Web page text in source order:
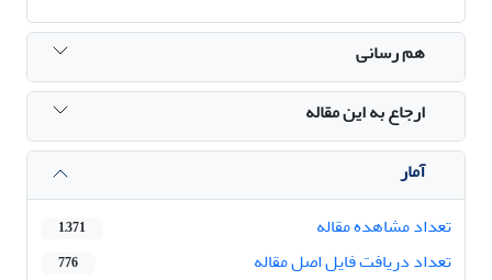
هم رسانی
ارجاع به این مقاله
آمار
تعداد مشاهده مقاله
1,371
تعداد دریافت فایل اصل مقاله 776